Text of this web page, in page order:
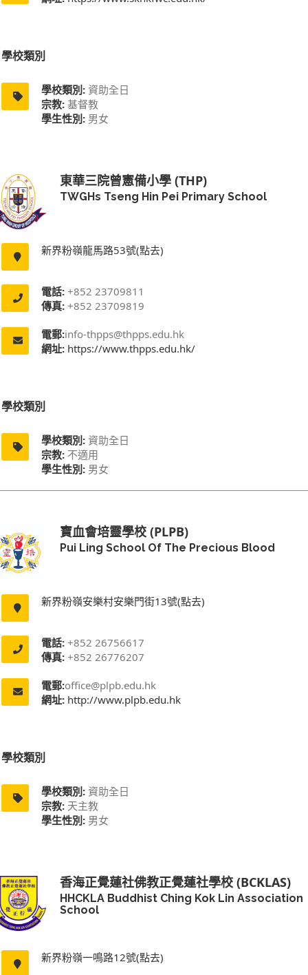
學校類別
學校類別: 資助全日
宗教: 基督教
學生性別: 男女
東華三院曾憲備小學 (THP)
TWGHs Tseng Hin Pei Primary School
新界粉嶺龍馬路53號(點去)
電話: +852 23709811
傳真: +852 23709819
電郵:info-thpps@thpps.edu.hk
網址: https://www.thpps.edu.hk/
學校類別
學校類別: 資助全日
宗教: 不適用
學生性別: 男女
寶血會培靈學校 (PLPB)
Pui Ling School Of The Precious Blood
新界粉嶺安樂村安樂門街13號(點去)
電話: +852 26756617
傳真: +852 26776207
電郵:office@plpb.edu.hk
網址: http://www.plpb.edu.hk
學校類別
學校類別: 資助全日
宗教: 天主教
學生性別: 男女
香海正覺蓮社佛教正覺蓮社學校 (BCKLAS)
HHCKLA Buddhist Ching Kok Lin Association
School
新界粉嶺一鳴路12號(點去)